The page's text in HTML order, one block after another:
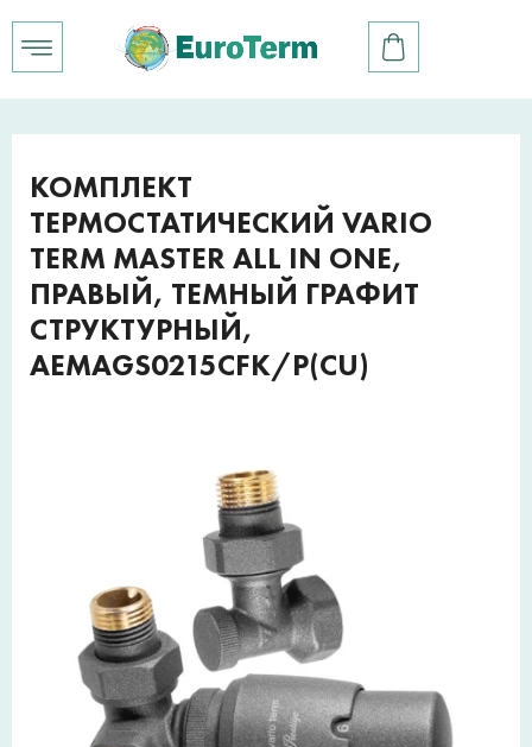
КОМПЛЕКТ
ТЕРМОСТАТИЧЕСКИЙ VARIO
TERM MASTER ALL IN ONE,
ПРАВЫЙ, ТЕМНЫЙ ГРАФИТ
СТРУКТУРНЫЙ,
AEMAGS0215CFK/P(CU)